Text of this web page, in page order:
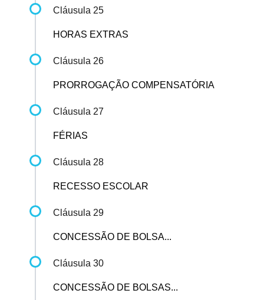
Cláusula 25
HORAS EXTRAS
Cláusula 26
PRORROGAÇÃO COMPENSATÓRIA
Cláusula 27
FÉRIAS
Cláusula 28
RECESSO ESCOLAR
Cláusula 29
CONCESSÃO DE BOLSA...
Cláusula 30
CONCESSÃO DE BOLSAS...